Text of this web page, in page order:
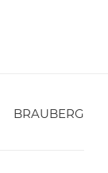
BRAUBERG